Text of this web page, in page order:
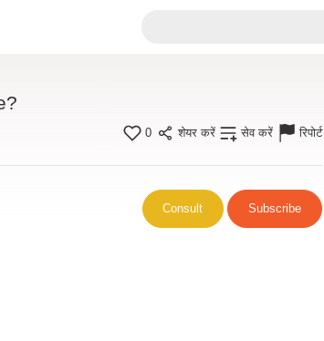
0 शेयर करें सेव करें रिपोर्ट
Consult Subscribe